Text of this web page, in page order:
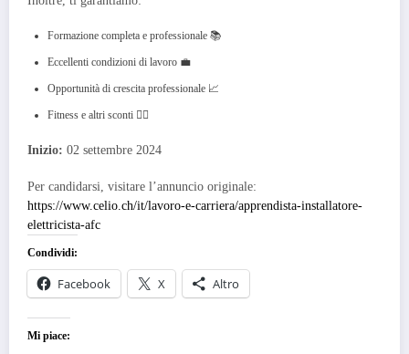
Formazione completa e professionale 📚
Eccellenti condizioni di lavoro 💼
Opportunità di crescita professionale 📈
Fitness e altri sconti 🤸‍♀️
Inizio: 02 settembre 2024
Per candidarsi, visitare l’annuncio originale:
https://www.celio.ch/it/lavoro-e-carriera/apprendista-installatore-
elettricista-afc
Condividi:
Facebook X Altro
Mi piace: